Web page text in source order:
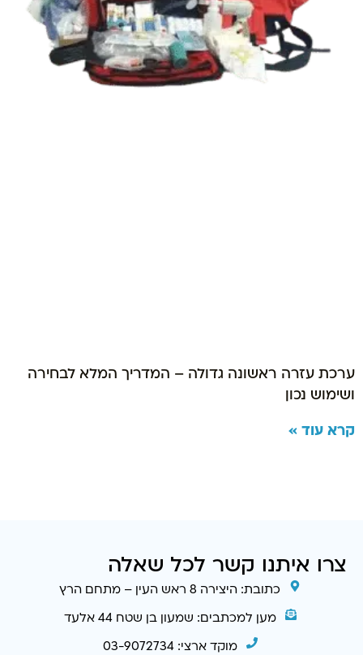
ערכת עזרה ראשונה גדולה – המדריך המלא לבחירה
ושימוש נכון
קרא עוד »
צרו איתנו קשר לכל שאלה
כתובת: היצירה 8 ראש העין – מתחם הרץ
מען למכתבים: שמעון בן שטח 44 אלעד
מוקד ארצי: 03-9072734